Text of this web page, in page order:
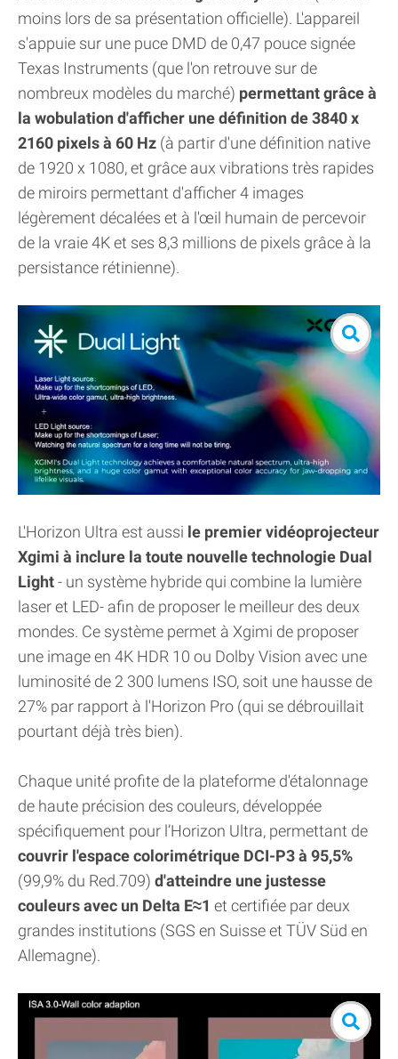
moins lors de sa présentation officielle). L'appareil
s'appuie sur une puce DMD de 0,47 pouce signée
Texas Instruments (que l'on retrouve sur de
nombreux modèles du marché) permettant grâce à
la wobulation d'afficher une définition de 3840 x
2160 pixels à 60 Hz (à partir d'une définition native
de 1920 x 1080, et grâce aux vibrations très rapides
de miroirs permettant d'afficher 4 images
légèrement décalées et à l'œil humain de percevoir
de la vraie 4K et ses 8,3 millions de pixels grâce à la
persistance rétinienne).
L'Horizon Ultra est aussi le premier vidéoprojecteur
Xgimi à inclure la toute nouvelle technologie Dual
Light- un système hybride qui combine la lumière
laser et LED- afin de proposer le meilleur des deux
mondes. Ce système permet à Xgimi de proposer
une image en 4K HDR 10 ou Dolby Vision avec une
luminosité de 2 300 lumens ISO, soit une hausse de
27% par rapport à l'Horizon Pro (qui se débrouillait
pourtant déjà très bien).
Chaque unité profite de la plateforme d'étalonnage
de haute précision des couleurs, développée
spécifiquement pour l’Horizon Ultra, permettant de
couvrir l'espace colorimétrique DCI-P3 à 95,5%
(99,9% du Red.709) d'atteindre une justesse
couleurs avec un Delta E≈1 et certifiée par deux
grandes institutions (SGS en Suisse et TÜV Süd en
Allemagne).